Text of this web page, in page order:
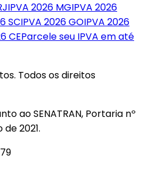
IPVA 2026 MGIPVA 2026
SCIPVA 2026GOIPVA 2026
CEParcele seu IPVA em até
Todos os direitos
ao SENATRAN, Portaria nº
2021.